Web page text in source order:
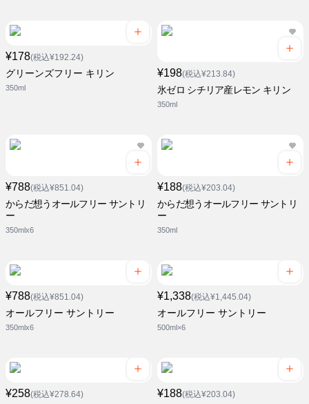
¥178(税込¥192.24)
グリーンズフリー キリン
350ml
¥198(税込¥213.84)
氷ゼロ シチリア産レモン キリン
350ml
¥788(税込¥851.04)
からだ想うオールフリー サントリ
ー
350mlx6
¥188(税込¥203.04)
からだ想うオールフリー サントリ
ー
350ml
¥788(税込¥851.04)
オールフリー サントリー
350mlx6
¥1,338(税込¥1,445.04)
オールフリー サントリー
500ml×6
¥258(税込¥278.64) ¥188(税込¥203.04)